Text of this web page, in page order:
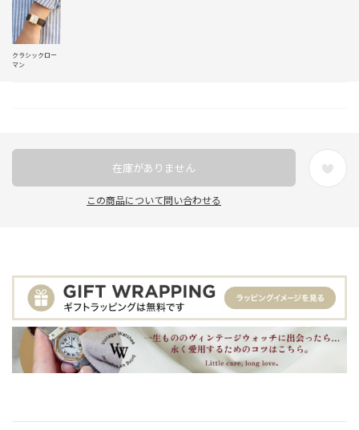
クラシックロー
マン
在庫がありません
この商品について問い合わせる